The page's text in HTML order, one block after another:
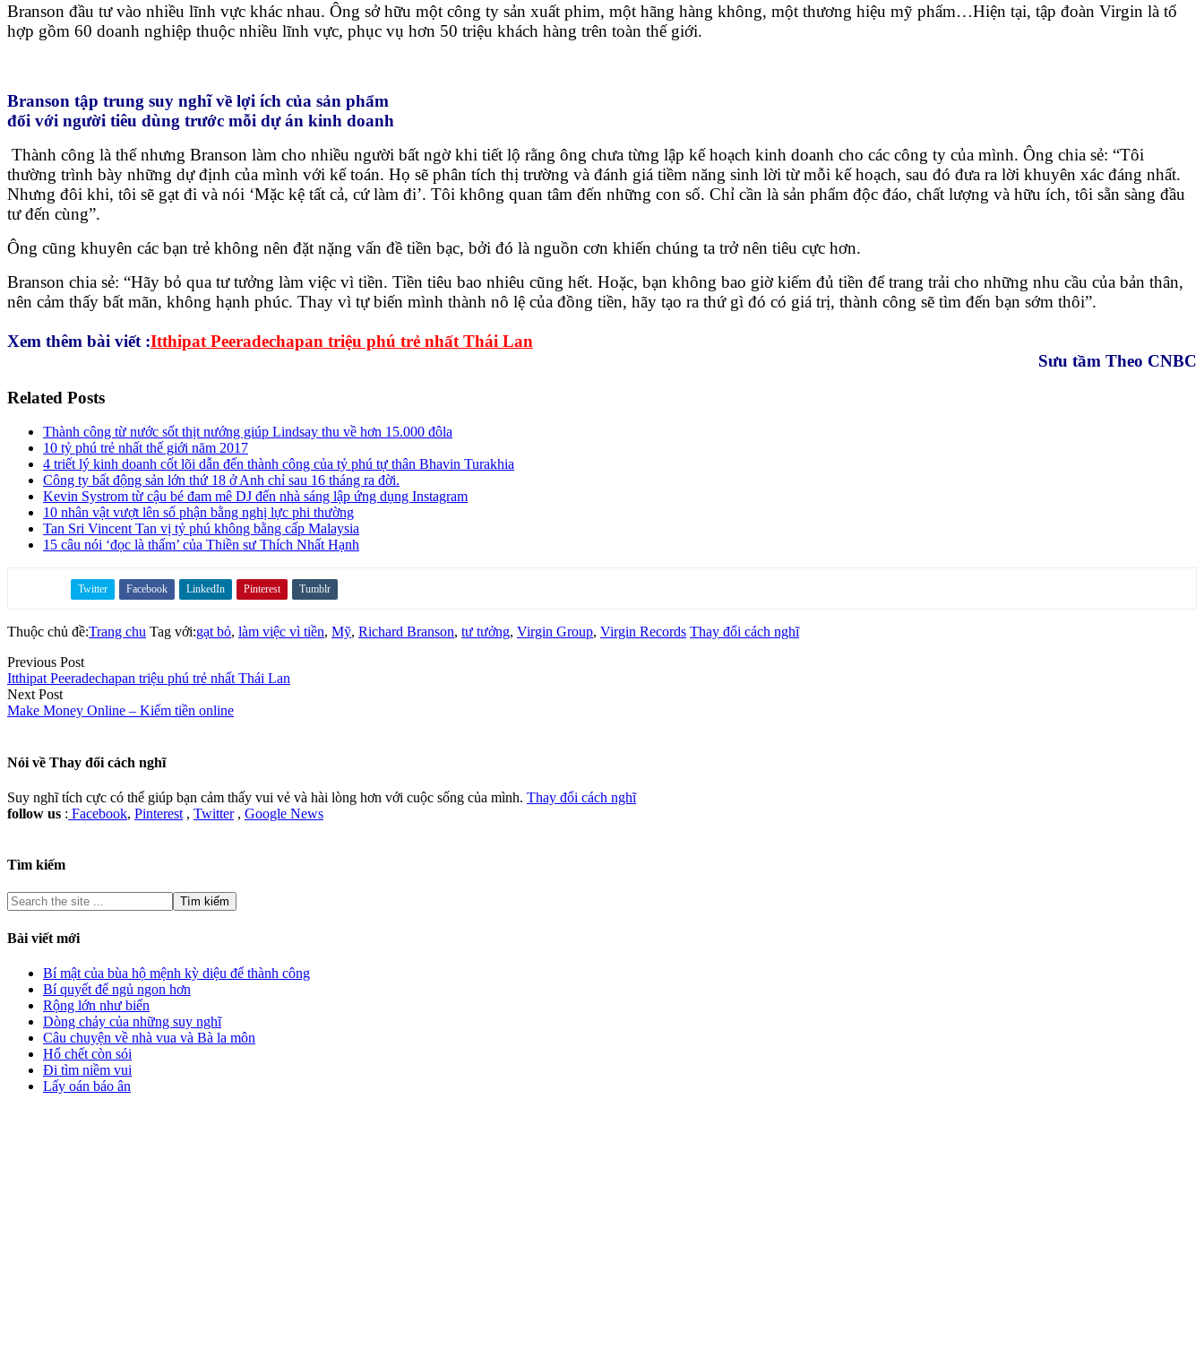
Branson đầu tư vào nhiều lĩnh vực khác nhau. Ông sở hữu một công ty sản xuất phim, một hãng hàng không, một thương hiệu mỹ phẩm…Hiện tại, tập đoàn Virgin là tổ
hợp gồm 60 doanh nghiệp thuộc nhiều lĩnh vực, phục vụ hơn 50 triệu khách hàng trên toàn thế giới.
Branson tập trung suy nghĩ về lợi ích của sản phẩm
đối với người tiêu dùng trước mỗi dự án kinh doanh
Thành công là thế nhưng Branson làm cho nhiều người bất ngờ khi tiết lộ rằng ông chưa từng lập kế hoạch kinh doanh cho các công ty của mình. Ông chia sẻ: “Tôi
thường trình bày những dự định của mình với kế toán. Họ sẽ phân tích thị trường và đánh giá tiềm năng sinh lời từ mỗi kế hoạch, sau đó đưa ra lời khuyên xác đáng nhất.
Nhưng đôi khi, tôi sẽ gạt đi và nói ‘Mặc kệ tất cả, cứ làm đi’. Tôi không quan tâm đến những con số. Chỉ cần là sản phẩm độc đáo, chất lượng và hữu ích, tôi sẵn sàng đầu
tư đến cùng”.
Ông cũng khuyên các bạn trẻ không nên đặt nặng vấn đề tiền bạc, bởi đó là nguồn cơn khiến chúng ta trở nên tiêu cực hơn.
Branson chia sẻ: “Hãy bỏ qua tư tưởng làm việc vì tiền. Tiền tiêu bao nhiêu cũng hết. Hoặc, bạn không bao giờ kiếm đủ tiền để trang trải cho những nhu cầu của bản thân,
nên cảm thấy bất mãn, không hạnh phúc. Thay vì tự biến mình thành nô lệ của đồng tiền, hãy tạo ra thứ gì đó có giá trị, thành công sẽ tìm đến bạn sớm thôi”.
Xem thêm bài viết :Itthipat Peeradechapan triệu phú trẻ nhất Thái Lan
Sưu tầm Theo CNBC
Related Posts
Thành công từ nước sốt thịt nướng giúp Lindsay thu về hơn 15.000 đôla
10 tỷ phú trẻ nhất thế giới năm 2017
4 triết lý kinh doanh cốt lõi dẫn đến thành công của tỷ phú tự thân Bhavin Turakhia
Công ty bất động sản lớn thứ 18 ở Anh chỉ sau 16 tháng ra đời.
Kevin Systrom từ cậu bé đam mê DJ đến nhà sáng lập ứng dụng Instagram
10 nhân vật vượt lên số phận bằng nghị lực phi thường
Tan Sri Vincent Tan vị tỷ phú không bằng cấp Malaysia
15 câu nói ‘đọc là thấm’ của Thiền sư Thích Nhất Hạnh
Twitter Facebook LinkedIn Pinterest Tumblr
Thuộc chủ đề:Trang chu Tag với:gạt bỏ, làm việc vì tiền, Mỹ, Richard Branson, tư tưởng, Virgin Group, Virgin Records Thay đổi cách nghĩ
Previous Post
Itthipat Peeradechapan triệu phú trẻ nhất Thái Lan
Next Post
Make Money Online – Kiếm tiền online
Nói về Thay đổi cách nghĩ
Suy nghĩ tích cực có thể giúp bạn cảm thấy vui vẻ và hài lòng hơn với cuộc sống của mình. Thay đổi cách nghĩ
follow us : Facebook, Pinterest , Twitter, Google News
Tìm kiếm
Bài viết mới
Bí mật của bùa hộ mệnh kỳ diệu để thành công
Bí quyết để ngủ ngon hơn
Rộng lớn như biển
Dòng chảy của những suy nghĩ
Câu chuyện về nhà vua và Bà la môn
Hổ chết còn sói
Đi tìm niềm vui
Lấy oán báo ân